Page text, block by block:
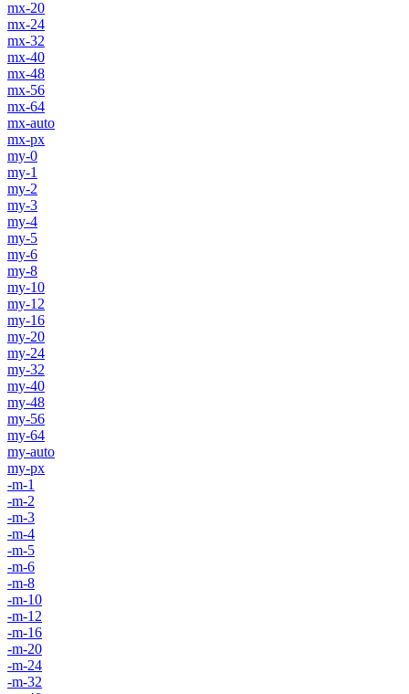
mx-20
mx-24
mx-32
mx-40
mx-48
mx-56
mx-64
mx-auto
mx-px
my-0
my-1
my-2
my-3
my-4
my-5
my-6
my-8
my-10
my-12
my-16
my-20
my-24
my-32
my-40
my-48
my-56
my-64
my-auto
my-px
-m-1
-m-2
-m-3
-m-4
-m-5
-m-6
-m-8
-m-10
-m-12
-m-16
-m-20
-m-24
-m-32